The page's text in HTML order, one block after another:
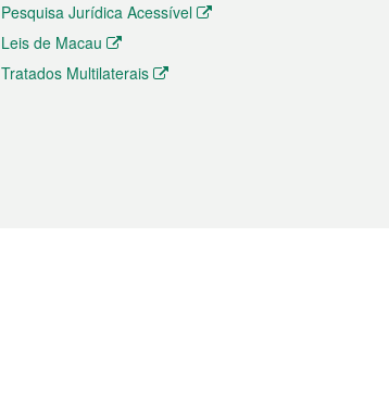
Pesquisa Jurídica Acessível
Leis de Macau
Tratados Multilaterais